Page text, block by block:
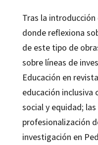
Tras la
donde reflexiona
de este tipo de
sobre líneas de
Educación en
educación
social y equidad;
profesionalización
investigación en